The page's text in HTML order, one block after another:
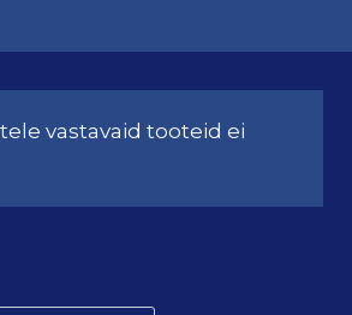
vastavaid tooteid ei